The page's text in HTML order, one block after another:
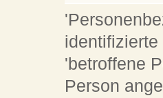
'betroffene
Person